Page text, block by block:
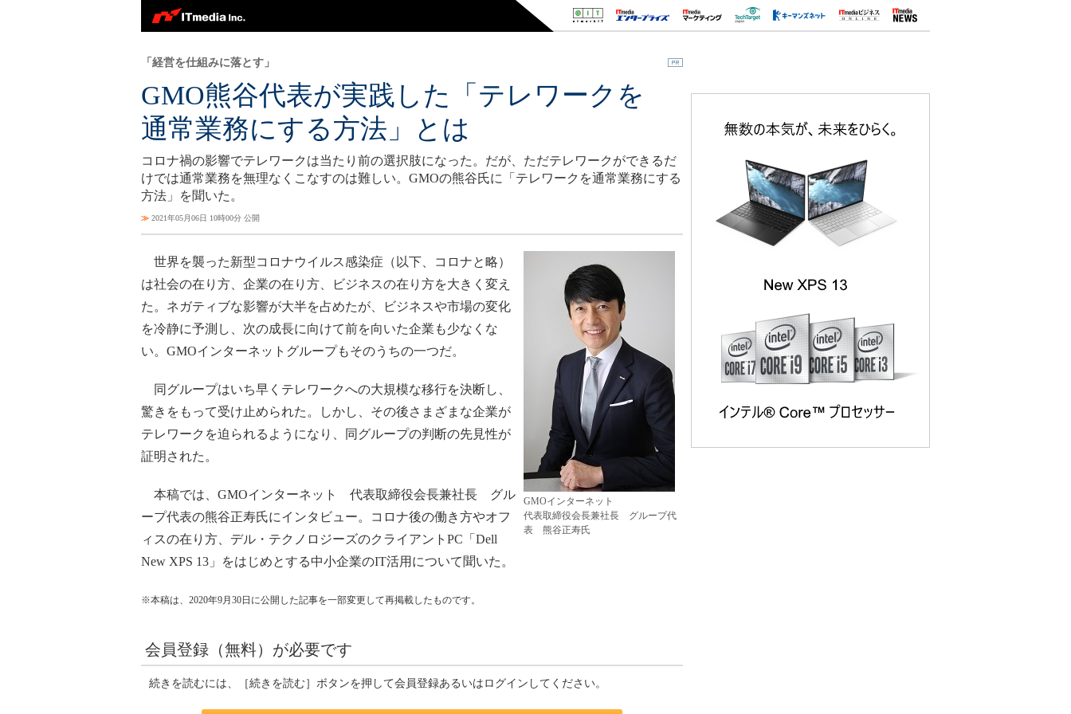
GMO熊谷代表が実践した「テレワークを
通常業務にする方法」とは
「経営を仕組みに落とす」
コロナ禍の影響でテレワークは当たり前の選択肢になった。だが、ただテレワークができるだ
けでは通常業務を無理なくこなすのは難しい。GMOの熊谷氏に「テレワークを通常業務にする
方法」を聞いた。
≫ 2021年05月06日 10時00分 公開
GMOインターネット
代表取締役会長兼社長 グループ代
表 熊谷正寿氏
世界を襲った新型コロナウイルス感染症（以下、コロナと略）
は社会の在り方、企業の在り方、ビジネスの在り方を大きく変え
た。ネガティブな影響が大半を占めたが、ビジネスや市場の変化
を冷静に予測し、次の成長に向けて前を向いた企業も少なくな
い。GMOインターネットグループもそのうちの一つだ。
同グループはいち早くテレワークへの大規模な移行を決断し、
驚きをもって受け止められた。しかし、その後さまざまな企業が
テレワークを迫られるようになり、同グループの判断の先見性が
証明された。
本稿では、GMOインターネット 代表取締役会長兼社長 グル
ープ代表の熊谷正寿氏にインタビュー。コロナ後の働き方やオフ
ィスの在り方、デル・テクノロジーズのクライアントPC「Dell
New XPS 13」をはじめとする中小企業のIT活用について聞いた。
※本稿は、2020年9月30日に公開した記事を一部変更して再掲載したものです。
会員登録（無料）が必要です
続きを読むには、［続きを読む］ボタンを押して会員登録あるいはログインしてください。